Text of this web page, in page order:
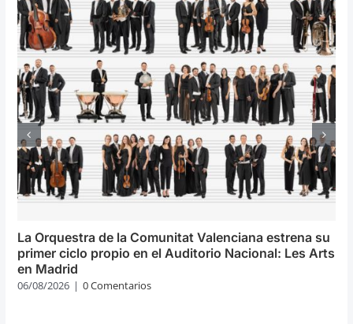
La Orquestra de la Comunitat Valenciana estrena su
primer ciclo propio en el Auditorio Nacional: Les Arts
en Madrid
06/08/2026 | 0 Comentarios